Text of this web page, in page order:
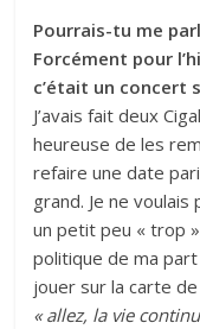
Pourrais-tu me
Forcément pour
c’était un concert
J’avais fait deux
heureuse de les
refaire une date
grand. Je ne voulais
un petit peu « trop
politique de ma
jouer sur la carte
« allez, la vie